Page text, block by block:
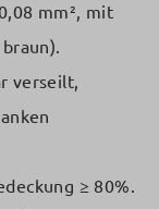
mm², mit
verseilt,
≥ 80%.